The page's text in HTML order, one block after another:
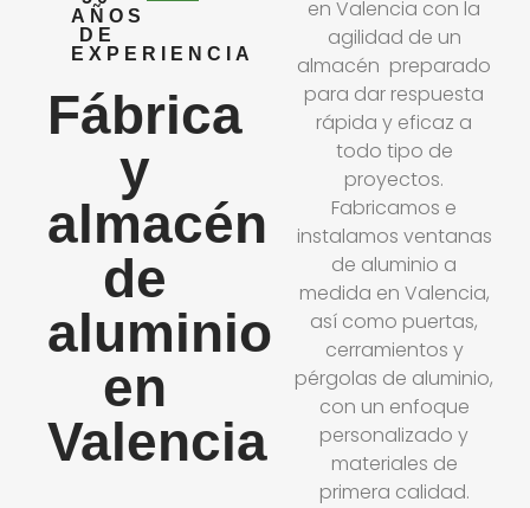
AÑOS
DE
EXPERIENCIA
Fábrica
y
almacén
de
aluminio
en
Valencia
en Valencia con la
agilidad de un
almacén preparado
para dar respuesta
rápida y eficaz a
todo tipo de
proyectos.
Fabricamos e
instalamos ventanas
de aluminio a
medida en Valencia,
así como puertas,
cerramientos y
pérgolas de aluminio,
con un enfoque
personalizado y
materiales de
primera calidad.